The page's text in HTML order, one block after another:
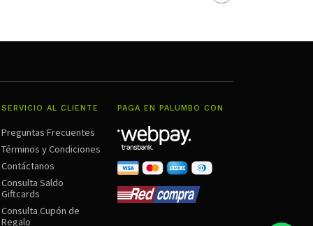
SERVICIO AL CLIENTE
Preguntas Frecuentes
Términos y Condiciones
Contáctanos
Consulta Saldo
Giftcards
Consulta Cupón de
Regalo
PAGA EN PALUMBO CON